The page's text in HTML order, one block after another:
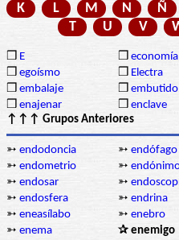
K
L M N Ñ
T
U V
❒ E ❒ economía
❒ egoísmo ❒ Electra
❒ embalaje ❒ embutido
❒ enajenar ❒ enclave
↑↑↑ Grupos Anteriores
➳ endodoncia ➳ endófago
➳ endometrio ➳
➳ endosar ➳
➳ endosfera ➳ endrina
➳ eneasílabo ➳ enebro
➳ enema ✰ enemigo